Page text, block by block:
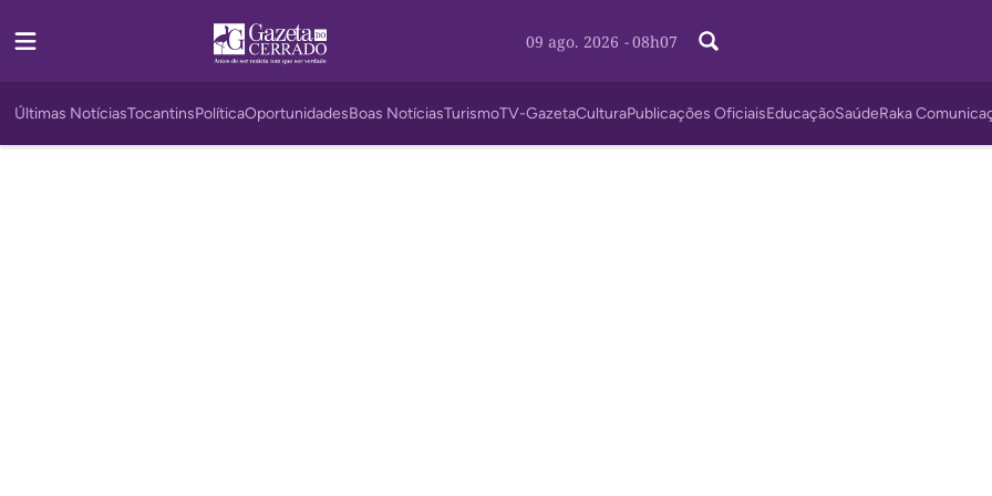
09 ago. 2026 - 08h08
Últimas NotíciasTocantinsPolíticaOportunidadesBoas NotíciasTurismoTV-GazetaCulturaPublicações OficiaisEducaçãoSaúdeRaka